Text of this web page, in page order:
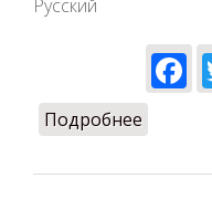
Русский
Подробнее